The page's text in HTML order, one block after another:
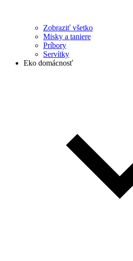
Zobraziť všetko
Misky a taniere
Príbory
Servítky
Eko domácnosť